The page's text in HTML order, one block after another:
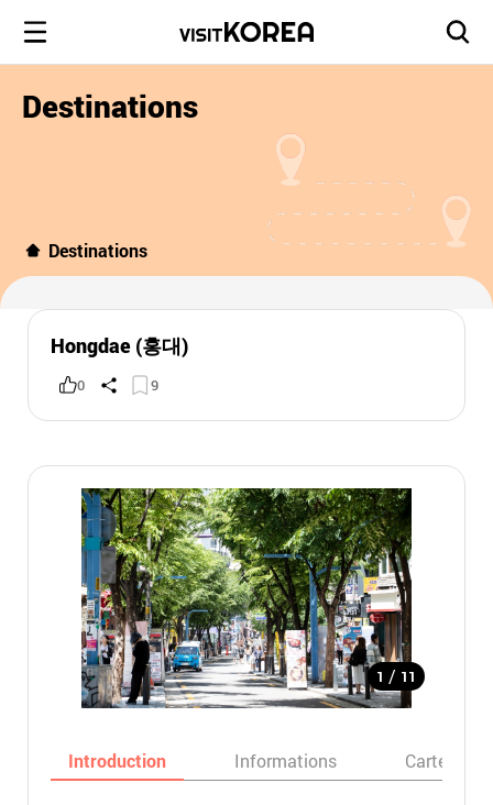
Destinations
Destinations
Hongdae (홍대)
0 9
1 / 11
Introduction Informations Carte